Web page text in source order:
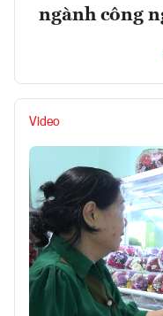
ngành công
Video